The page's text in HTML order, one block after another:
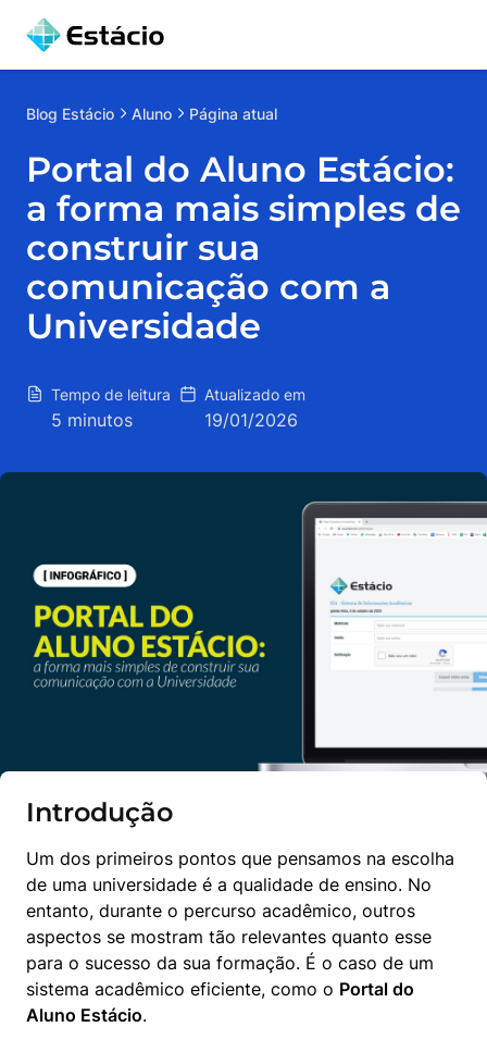
Blog Estácio Aluno Página atual
Portal do Aluno Estácio:
a forma mais simples de
construir sua
comunicação com a
Universidade
Tempo de leitura
5 minutos
Atualizado em
19/01/2026
Introdução
Um dos primeiros pontos que pensamos na escolha
de uma universidade é a qualidade de ensino. No
entanto, durante o percurso acadêmico, outros
aspectos se mostram tão relevantes quanto esse
para o sucesso da sua formação. É o caso de um
sistema acadêmico eficiente, como o Portal do
Aluno Estácio.